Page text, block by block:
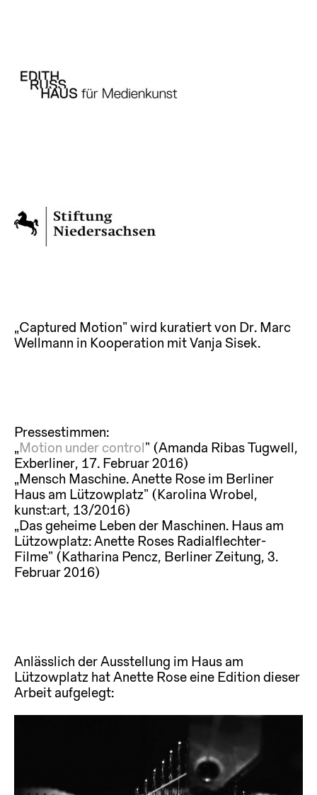
„Captured Motion“ wird kuratiert von Dr. Marc
Wellmann in Kooperation mit Vanja Sisek.
Pressestimmen:
„Motion under control“ (Amanda Ribas Tugwell,
Exberliner, 17. Februar 2016)
„Mensch Maschine. Anette Rose im Berliner
Haus am Lützowplatz“ (Karolina Wrobel,
kunst:art, 13/2016)
„Das geheime Leben der Maschinen. Haus am
Lützowplatz: Anette Roses Radialflechter-
Filme“ (Katharina Pencz, Berliner Zeitung, 3.
Februar 2016)
Anlässlich der Ausstellung im Haus am
Lützowplatz hat Anette Rose eine Edition dieser
Arbeit aufgelegt: